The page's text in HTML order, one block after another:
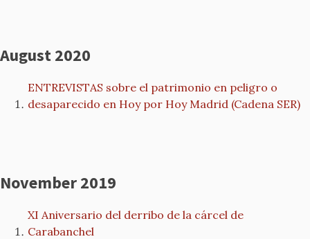
August 2020
ENTREVISTAS sobre el patrimonio en peligro o
desaparecido en Hoy por Hoy Madrid (Cadena SER)
November 2019
XI Aniversario del derribo de la cárcel de
Carabanchel